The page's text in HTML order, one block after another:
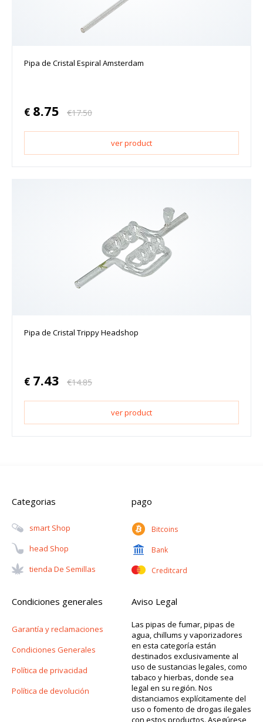
Pipa de Cristal Espiral Amsterdam
€ 8.75 €17.50
ver product
Pipa de Cristal Trippy Headshop
€ 7.43 €14.85
ver product
Categorias
Smart Shop
Head Shop
Tienda De Semillas
pago
Bitcoins
Bank
Creditcard
Condiciones generales
Garantía y reclamaciones
Condiciones Generales
Política de privacidad
Política de devolución
Aviso Legal
Las pipas de fumar, pipas de
agua, chillums y vaporizadores
en esta categoría están
destinados exclusivamente al
uso de sustancias legales, como
tabaco y hierbas, donde sea
legal en su región. Nos
distanciamos explícitamente del
uso o fomento de drogas ilegales
con estos productos. Asegúrese